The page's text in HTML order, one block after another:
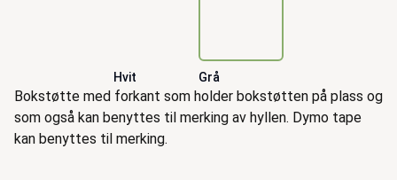
Hvit Grå
Beskrivelse
Bokstøtte med forkant som holder bokstøtten på plass og
som også kan benyttes til merking av hyllen. Dymo tape
kan benyttes til merking.